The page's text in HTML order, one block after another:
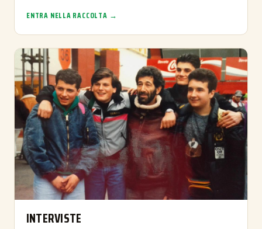
ENTRA NELLA RACCOLTA →
INTERVISTE